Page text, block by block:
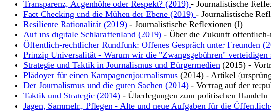
Transparenz, Augenhöhe oder Respekt? (2019) - Journalistische
Fact Checking und die Mühen der Ebene (2019) - Journalistische
Resiliente Rationalität (2019) - Journalistische Reflexionen (I)
Auf ins digitale Schlaraffenland (2019) - Über die Zukunft
Öffentlich-rechtlicher Rundfunk: Offenes Gespräch unter Freunden
Prinzip Universalität - Warum wir die "Zwangsgebühren" verteidigen
Strategie und Taktik in Journalismus und Bürgermedien (2015) -
Plädoyer für einen Kampagnenjournalismus (2014) - Artikel
Der Journalismus und die guten Sachen (2014) - Vortrag auf der
Taktik und Strategie (2014) - Überlegungen zum politischen Handeln
Jagen, Sammeln, Pflegen - Alte und neue Aufgaben für die